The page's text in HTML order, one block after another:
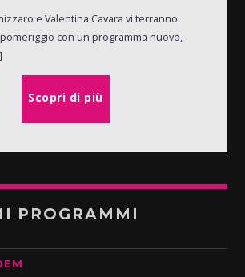
e Valentina Cavara vi terranno
con un programma nuovo,
Scopri di più
PROGRAMMI